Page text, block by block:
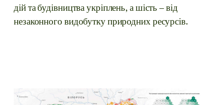
дій та будівництва укріплень, а шість – від
незаконного видобутку природних ресурсів.